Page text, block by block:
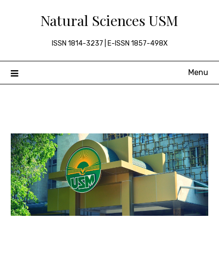
Natural Sciences USM
ISSN 1814-3237 | E-ISSN 1857-498X
Menu